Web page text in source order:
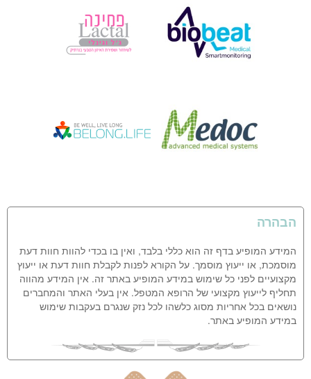
הבהרה
המידע המופיע בדף זה הוא כללי בלבד, ואין בו בכדי להוות חוות דעת
מוסמכת, או ייעוץ מוסמך. על הקורא לפנות לקבלת חוות דעת או ייעוץ
מקצועיים לפני כל שימוש במידע המופיע באתר זה. אין המידע מהווה
תחליף לייעוץ מקצועי של הרופא המטפל. אין בעלי האתר והמחברים
נושאים בכל אחריות מסוג כלשהו לכל נזק שנגרם בעקבות שימוש
במידע המופיע באתר.